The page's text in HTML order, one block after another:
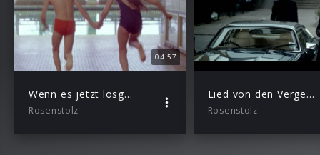
04:57
Wenn es jetzt losgeht
Rosenstolz
Lied von den Vergessenen
Rosenstolz